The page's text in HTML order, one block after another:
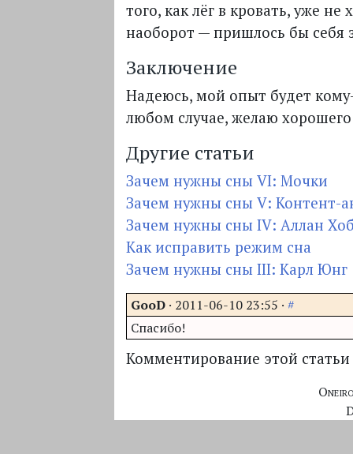
того, как лёг в кровать, уже не
наоборот — пришлось бы себя
Заключение
Надеюсь, мой опыт будет
любом случае, желаю
Другие статьи
Зачем нужны сны VI: Мочки
Зачем нужны сны V: Контент-
Зачем нужны сны IV: Аллан
Как исправить режим сна
Зачем нужны сны III: Карл Юнг
GooD · 2011-06-10 23:55 ·#
Спасибо!
Комментирование этой